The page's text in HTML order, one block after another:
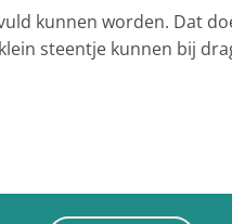
kunnen worden. Dat
steentje kunnen bij